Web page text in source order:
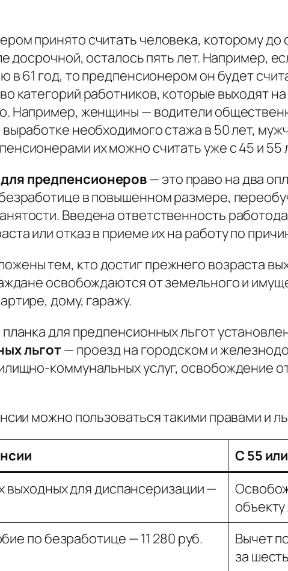
принято считать человека, которому до
досрочной, осталось пять лет. Например,
в 61 год, то предпенсионером он будет
категорий работников, которые выходят
Например, женщины — водители
необходимого стажа в 50 лет,
их можно считать уже с 45 и 55
предпенсионеров— это право на два
в повышенном размере,
Введена ответственность
или отказ в приеме их на работу по
тем, кто достиг прежнего возраста
освобождаются от земельного и
дому, гаражу.
для предпенсионных льгот
льгот— проезд на городском и
коммунальных услуг, освобождение
можно пользоваться такими правами и
С 55
выходных для диспансеризации —
по безработице — 11 280 руб.
Вычет
за